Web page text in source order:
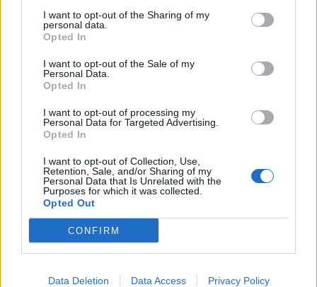
I want to opt-out of the Sharing of my
personal data.
Opted In
I want to opt-out of the Sale of my
Personal Data.
Opted In
I want to opt-out of processing my
Personal Data for Targeted Advertising.
Opted In
I want to opt-out of Collection, Use,
Retention, Sale, and/or Sharing of my
Personal Data that Is Unrelated with the
Purposes for which it was collected.
Opted Out
CONFIRM
Data Deletion Data Access Privacy Policy